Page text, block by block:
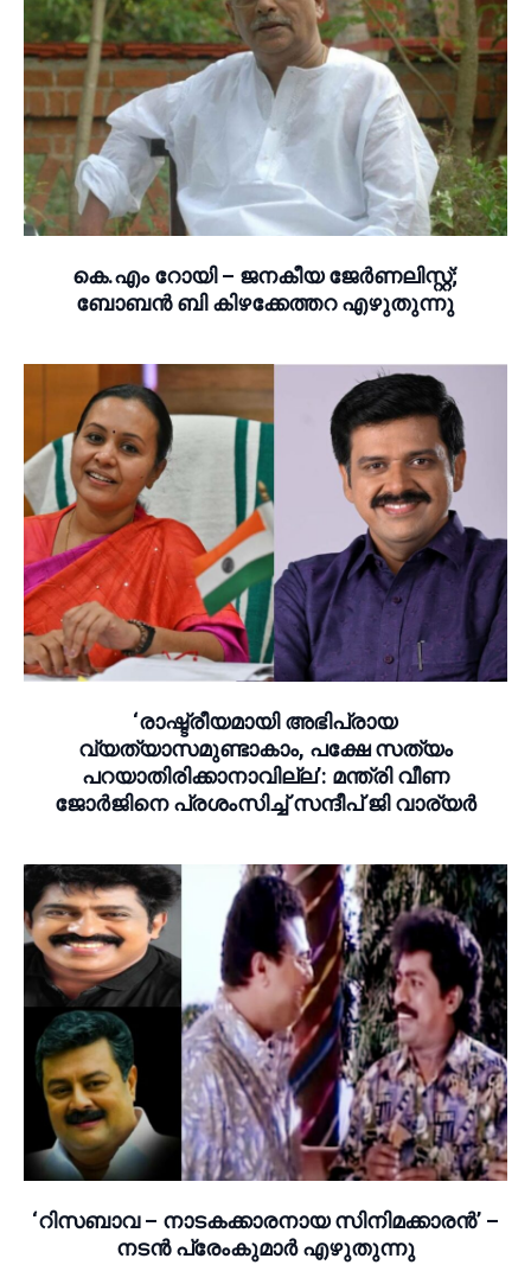
കെ.എം റോയി – ജനകീയ ജേർണലിസ്റ്റ്;
ബോബൻ ബി കിഴക്കേത്തറ എഴുതുന്നു
‘രാഷ്ട്രീയമായി അഭിപ്രായ
വ്യത്യാസമുണ്ടാകാം, പക്ഷേ സത്യം
പറയാതിരിക്കാനാവില്ല’: മന്ത്രി വീണ
ജോർജിനെ പ്രശംസിച്ച് സന്ദീപ് ജി വാര്യർ
‘റിസബാവ – നാടകക്കാരനായ സിനിമക്കാരൻ’ –
നടൻ പ്രേംകുമാർ എഴുതുന്നു